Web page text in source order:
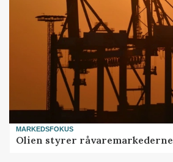
MARKEDSFOKUS
Olien styrer råvaremarkederne